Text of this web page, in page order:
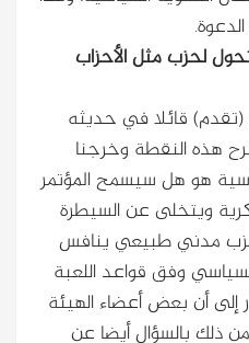
لحزب مثل الأحزاب
قائلا في حديثه
هذه النقطة وخرجنا
هو هل سيسمح المؤتمر
ويتخلى عن السيطرة
مدني طبيعي ينافس
وفق قواعد اللعبة
إلى أن بعض أعضاء الهيئة
من ذلك بالسؤال أيضا عن